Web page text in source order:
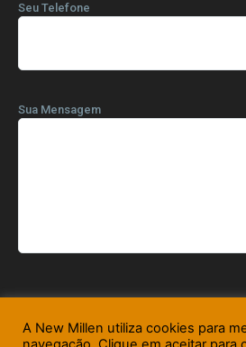
Seu Telefone
Sua Mensagem
A New Millen utiliza cookies para